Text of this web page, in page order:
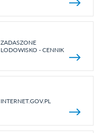
ZADASZONE
LODOWISKO - CENNIK
INTERNET.GOV.PL